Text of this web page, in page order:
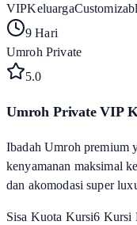
VIPKeluarga
9 Hari
Umroh Private
5.0
Umroh Private VIP
Ibadah Umroh premium
kenyamanan maksimal
dan akomodasi super
Sisa Kuota Kursi6 Kursi